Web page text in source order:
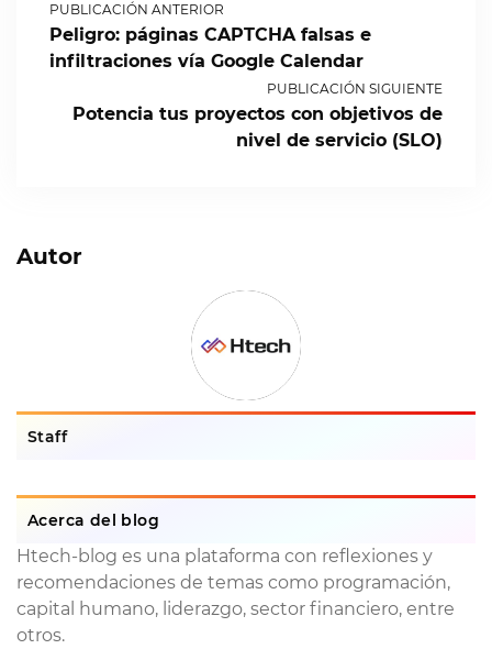
PUBLICACIÓN ANTERIOR
Peligro: páginas CAPTCHA falsas e
infiltraciones vía Google Calendar
PUBLICACIÓN SIGUIENTE
Potencia tus proyectos con objetivos de
nivel de servicio (SLO)
Autor
Staff
Acerca del blog
Htech-blog es una plataforma con reflexiones y
recomendaciones de temas como programación,
capital humano, liderazgo, sector financiero, entre
otros.